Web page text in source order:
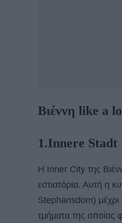
Βιέννη like a
1.Innere Stadt
Η Inner City της
εστιατόρια. Αυτή η
Stephansdom)
τμήματα της οποίας